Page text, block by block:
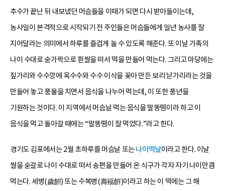
추수가 끝난 뒤 내보냈던 머슴들을 이때가 되면 다시 받아들이는데,
농사일이 본격적으로 시작되기 전 주인들은 머슴들에게 일년 농사를 잘
지어달라는 의미에서 하루를 즐겁게 놀 수 있도록 해준다. 또 이날 가족의
나이 수대로 숟가락으로 흰쌀을 떠서 떡을 만들어 먹는다. 그리고 마당에는
짚가리와 수수깡에 옥수수와 수수 이삭을 꽂아 만든 보리 낟가리라는 것을
만들어 놓고 풍물을 치면서 음식을 나누어 먹는데, 이 또한 풍년을
기원하는 것이다. 이 지역에서 머슴날 먹는 음식을 말똥뗑이라 하고 이
음식을 먹고 돌아갈 때에는 “말똥뗑이 잘 먹었다.”라고 한다.
경기도 김포에서는 2월 초하루를 머슴날 또는나이떡날이라고 한다. 이날
쌀을 숟갈로 나이 수대로 떠서 송편을 만들어 온 식구가 각자 자기 나이만큼
먹는다. 세병(歲餠) 또는 수복병(壽福餠)이라고 하는 이 떡에는 그 해